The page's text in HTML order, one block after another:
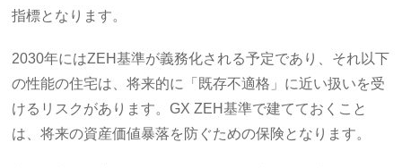
指標となります。
2030年にはZEH基準が義務化される予定であり、それ以下
の性能の住宅は、将来的に「既存不適格」に近い扱いを受
けるリスクがあります。GX ZEH基準で建てておくこと
は、将来の資産価値暴落を防ぐための保険となります。